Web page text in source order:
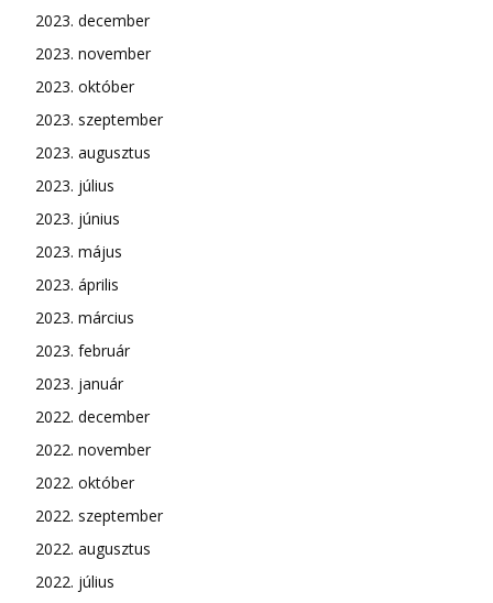
2023. december
2023. november
2023. október
2023. szeptember
2023. augusztus
2023. július
2023. június
2023. május
2023. április
2023. március
2023. február
2023. január
2022. december
2022. november
2022. október
2022. szeptember
2022. augusztus
2022. július